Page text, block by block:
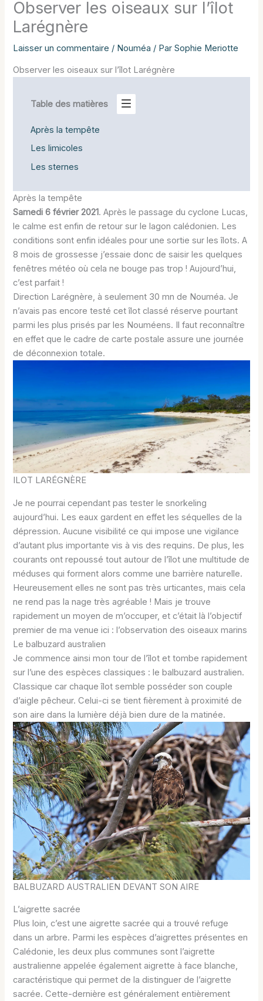
Observer les oiseaux sur l’îlot
Larégnère
Laisser un commentaire / Nouméa / ParSophie Meriotte
Observer les oiseaux sur l’îlot Larégnère
Table des matières
Après la tempête
Les limicoles
Les sternes
Après la tempête
Samedi 6 février 2021. Après le passage du cyclone Lucas,
le calme est enfin de retour sur le lagon calédonien. Les
conditions sont enfin idéales pour une sortie sur les îlots. A
8 mois de grossesse j’essaie donc de saisir les quelques
fenêtres météo où cela ne bouge pas trop ! Aujourd’hui,
c’est parfait !
Direction Larégnère, à seulement 30 mn de Nouméa. Je
n’avais pas encore testé cet îlot classé réserve pourtant
parmi les plus prisés par les Nouméens. Il faut reconnaître
en effet que le cadre de carte postale assure une journée
de déconnexion totale.
ILOT LARÉGNÈRE
Je ne pourrai cependant pas tester le snorkeling
aujourd’hui. Les eaux gardent en effet les séquelles de la
dépression. Aucune visibilité ce qui impose une vigilance
d’autant plus importante vis à vis des requins. De plus, les
courants ont repoussé tout autour de l’îlot une multitude de
méduses qui forment alors comme une barrière naturelle.
Heureusement elles ne sont pas très urticantes, mais cela
ne rend pas la nage très agréable ! Mais je trouve
rapidement un moyen de m’occuper, et c’était là l’objectif
premier de ma venue ici : l’observation des oiseaux marins
Le balbuzard australien
Je commence ainsi mon tour de l’îlot et tombe rapidement
sur l’une des espèces classiques : le balbuzard australien.
Classique car chaque îlot semble posséder son couple
d’aigle pêcheur. Celui-ci se tient fièrement à proximité de
son aire dans la lumière déjà bien dure de la matinée.
BALBUZARD AUSTRALIEN DEVANT SON AIRE
L’aigrette sacrée
Plus loin, c’est une aigrette sacrée qui a trouvé refuge
dans un arbre. Parmi les espèces d’aigrettes présentes en
Calédonie, les deux plus communes sont l’aigrette
australienne appelée également aigrette à face blanche,
caractéristique qui permet de la distinguer de l’aigrette
sacrée. Cette-dernière est généralement entièrement